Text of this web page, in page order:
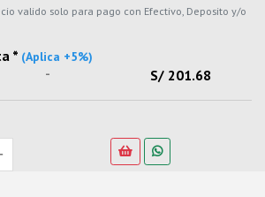
valido solo para pago con Efectivo, Deposito y/o
* (Aplica +5%)
- S/ 201.68